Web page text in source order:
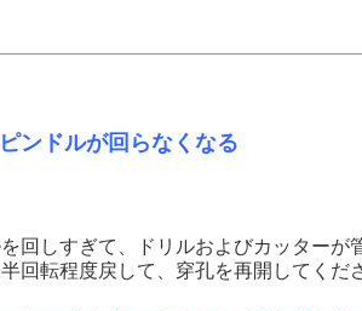
ンドルが回らなくなる
回しすぎて、ドリルおよびカッターが
回転程度戻して、穿孔を再開してくだ